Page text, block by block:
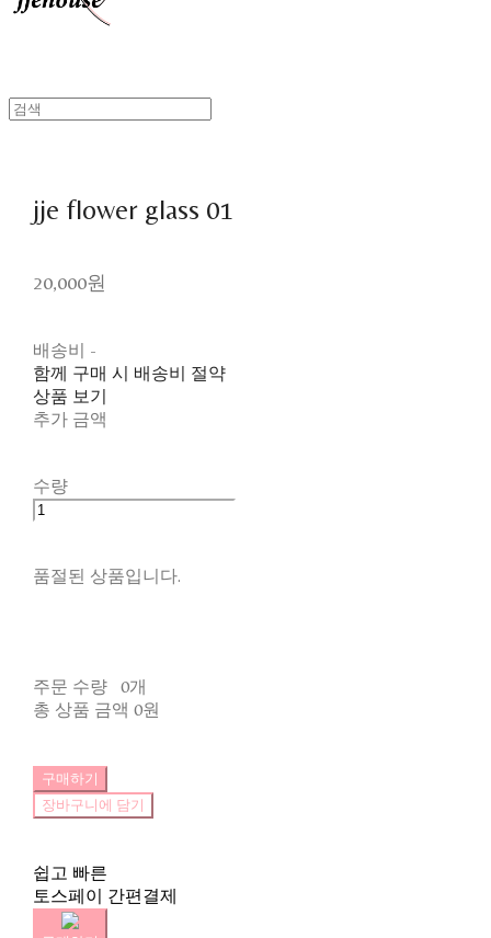
jje flower glass 01
20,000원
배송비 -
함께 구매 시 배송비 절약
상품 보기
추가 금액
수량
품절된 상품입니다.
주문 수량
0개
총 상품 금액 0원
구매하기
장바구니에 담기
쉽고 빠른
토스페이 간편결제